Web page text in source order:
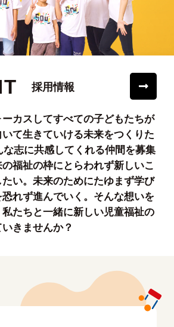
採用情報
ーカスしてすべての子どもたちが
て生きていける未来をつくりた
な志に共感してくれる仲間を募集
福祉の枠にとらわれず新しいこ
い。未来のためにたゆまず学び
れず進んでいく。そんな想いを
たちと一緒に新しい児童福祉の
きませんか？